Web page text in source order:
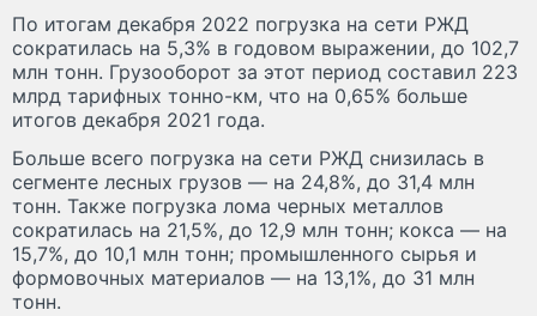
По итогам декабря 2022 погрузка на сети РЖД
сократилась на 5,3% в годовом выражении, до 102,7
млн тонн. Грузооборот за этот период составил 223
млрд тарифных тонно-км, что на 0,65% больше
итогов декабря 2021 года.
Больше всего погрузка на сети РЖД снизилась в
сегменте лесных грузов — на 24,8%, до 31,4 млн
тонн. Также погрузка лома черных металлов
сократилась на 21,5%, до 12,9 млн тонн; кокса — на
15,7%, до 10,1 млн тонн; промышленного сырья и
формовочных материалов — на 13,1%, до 31 млн
тонн.